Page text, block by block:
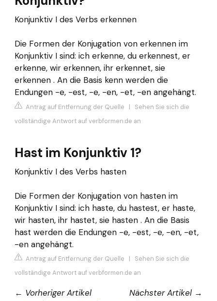
Konjunktiv I des Verbs erkennen
Die Formen der Konjugation von erkennen im
Konjunktiv I sind: ich erkenne, du erkennest, er
erkenne, wir erkennen, ihr erkennet, sie
erkennen . An die Basis kenn werden die
Endungen -e, -est, -e, -en, -et, -en angehängt.
Antrag auf Entfernung der Quelle | Sehen Sie sich die
vollständige Antwort auf verbformen.de an
Hast im Konjunktiv 1?
Konjunktiv I des Verbs hasten
Die Formen der Konjugation von hasten im
Konjunktiv I sind: ich haste, du hastest, er haste,
wir hasten, ihr hastet, sie hasten . An die Basis
hast werden die Endungen -e, -est, -e, -en, -et,
-en angehängt.
Antrag auf Entfernung der Quelle | Sehen Sie sich die
vollständige Antwort auf verbformen.de an
← Vorheriger Artikel
Nächster Artikel →